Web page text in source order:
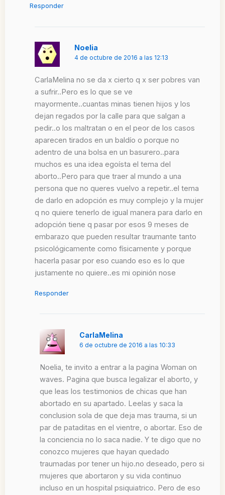
Responder
Noelia
4 de octubre de 2016 a las 12:13
CarlaMelina no se da x cierto q x ser pobres van
a sufrir..Pero es lo que se ve
mayormente..cuantas minas tienen hijos y los
dejan regados por la calle para que salgan a
pedir..o los maltratan o en el peor de los casos
aparecen tirados en un baldío o porque no
adentro de una bolsa en un basurero..para
muchos es una idea egoísta el tema del
aborto..Pero para que traer al mundo a una
persona que no queres vuelvo a repetir..el tema
de darlo en adopción es muy complejo y la mujer
q no quiere tenerlo de igual manera para darlo en
adopción tiene q pasar por esos 9 meses de
embarazo que pueden resultar traumante tanto
psicológicamente como físicamente y porque
hacerla pasar por eso cuando eso es lo que
justamente no quiere..es mi opinión nose
Responder
CarlaMelina
6 de octubre de 2016 a las 10:33
Noelia, te invito a entrar a la pagina Woman on
waves. Pagina que busca legalizar el aborto, y
que leas los testimonios de chicas que han
abortado en su apartado. Leelas y saca la
conclusion sola de que deja mas trauma, si un
par de pataditas en el vientre, o abortar. Eso de
la conciencia no lo saca nadie. Y te digo que no
conozco mujeres que hayan quedado
traumadas por tener un hijo.no deseado, pero si
mujeres que abortaron y su vida continuo
incluso en un hospital psiquiatrico. Pero de eso